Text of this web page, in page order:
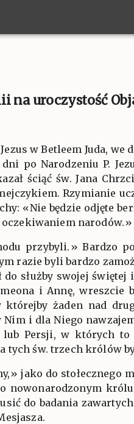
na uroczystość
w Betleem Juda,
po Narodzeniu P.
ściąć św. Jana
Rzymianie
«Nie będzie odjęte
oczekiwaniem narodów.»
przybyli.» Bardzo
razie byli bardzo
do służby swojej
i Annę, wreszcie
żaden nad
Nim i dla Niego
Persji, w których to
tych św. trzech królów
jako do stołecznego
nowonarodzonym
do badania